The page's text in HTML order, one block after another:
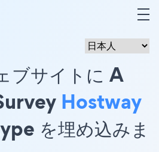
ブサイトに A
Hostway
を埋め込みま